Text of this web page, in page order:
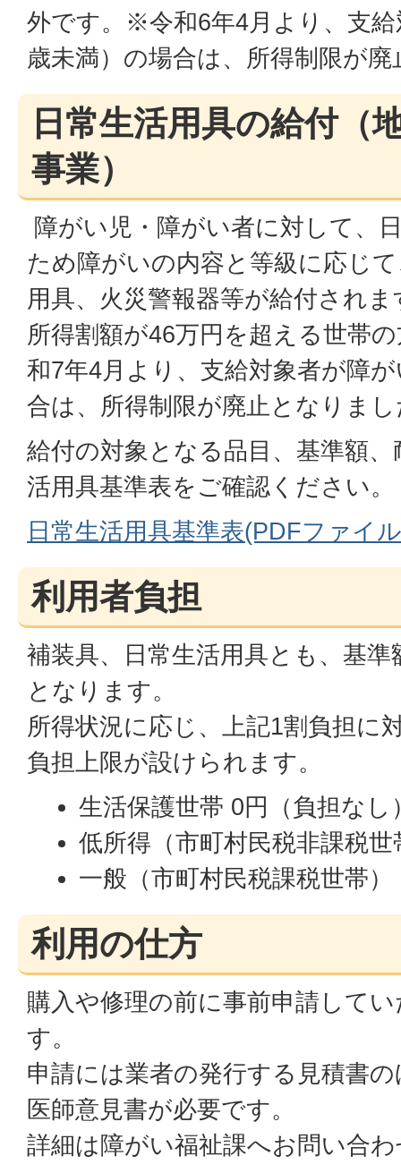
外です。※令和6年4月より、支
歳未満）の場合は、所得制限が
日常生活用具の給付（
事業）
障がい児・障がい者に対して、
ため障がいの内容と等級に応じ
用具、火災警報器等が給付され
所得割額が46万円を超える世帯
和7年4月より、支給対象者が障
合は、所得制限が廃止となりま
給付の対象となる品目、基準額
活用具基準表をご確認ください。
日常生活用具基準表(PDFファイ
利用者負担
補装具、日常生活用具とも、基
となります。
所得状況に応じ、上記1割負担に
負担上限が設けられます。
生活保護世帯 0円（負担なし
低所得（市町村民税非課税
一般（市町村民税課税世帯
利用の仕方
購入や修理の前に事前申請して
す。
申請には業者の発行する見積書
医師意見書が必要です。
詳細は障がい福祉課へお問い合